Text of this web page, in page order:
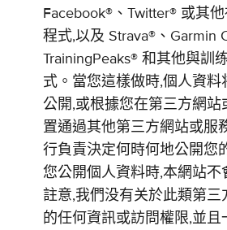
Facebook®、Twitter® 或其
程式,以及 Strava®、Garmin
TrainingPeaks® 和其他與訓
式。當您這樣做時,個人資料
公開,或根據您在第三方網站
置通過其他第三方網站或服
行負責決定何時何地公開您
您公開個人資料時,本網站不
註意,我們没有关於此類第三
的任何資訊或訪問權限,並且